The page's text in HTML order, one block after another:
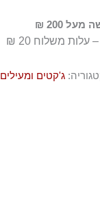
200 ₪
ג'קטים ומעילים